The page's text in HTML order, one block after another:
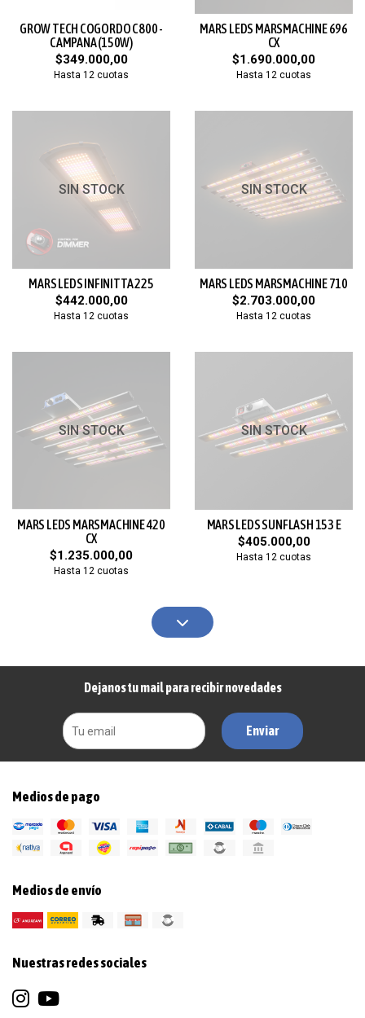
GROW TECH COGORDO C800 -
CAMPANA (150W)
$349.000,00
Hasta 12 cuotas
MARS LEDS MARSMACHINE 696
CX
$1.690.000,00
Hasta 12 cuotas
SIN STOCK
MARS LEDS INFINITTA 225
$442.000,00
Hasta 12 cuotas
SIN STOCK
MARS LEDS MARSMACHINE 710
$2.703.000,00
Hasta 12 cuotas
SIN STOCK
MARS LEDS MARSMACHINE 420
CX
$1.235.000,00
Hasta 12 cuotas
SIN STOCK
MARS LEDS SUNFLASH 153 E
$405.000,00
Hasta 12 cuotas
Dejanos tu mail para recibir novedades
Enviar
Medios de pago
Medios de envío
Nuestras redes sociales